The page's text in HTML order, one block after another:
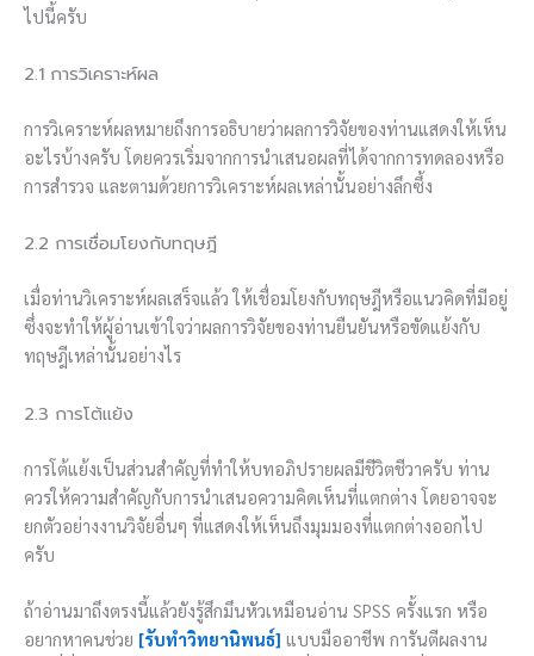
ไปนี้ครับ
2.1 การวิเคราะห์ผล
การวิเคราะห์ผลหมายถึงการอธิบายว่าผลการวิจัยของท่านแสดงให้เห็น
อะไรบ้างครับ โดยควรเริ่มจากการนำเสนอผลที่ได้จากการทดลองหรือ
การสำรวจ และตามด้วยการวิเคราะห์ผลเหล่านั้นอย่างลึกซึ้ง
2.2 การเชื่อมโยงกับทฤษฎี
เมื่อท่านวิเคราะห์ผลเสร็จแล้ว ให้เชื่อมโยงกับทฤษฎีหรือแนวคิดที่มีอยู่
ซึ่งจะทำให้ผู้อ่านเข้าใจว่าผลการวิจัยของท่านยืนยันหรือขัดแย้งกับ
ทฤษฎีเหล่านั้นอย่างไร
2.3 การโต้แย้ง
การโต้แย้งเป็นส่วนสำคัญที่ทำให้บทอภิปรายผลมีชีวิตชีวาครับ ท่าน
ควรให้ความสำคัญกับการนำเสนอความคิดเห็นที่แตกต่าง โดยอาจจะ
ยกตัวอย่างงานวิจัยอื่นๆ ที่แสดงให้เห็นถึงมุมมองที่แตกต่างออกไป
ครับ
ถ้าอ่านมาถึงตรงนี้แล้วยังรู้สึกมึนหัวเหมือนอ่าน SPSS ครั้งแรก หรือ
อยากหาคนช่วย [รับทำวิทยานิพนธ์] แบบมืออาชีพ การันตีผลงาน